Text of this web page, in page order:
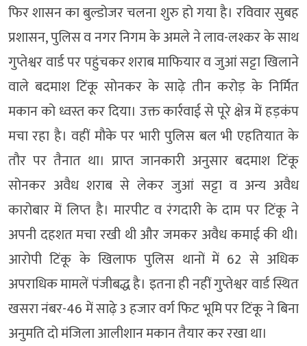
फिर शासन का बुल्डोजर चलना शुरु हो गया है। रविवार सुबह
प्रशासन, पुलिस व नगर निगम के अमले ने लाव-लश्कर के साथ
गुप्तेश्वर वार्ड पर पहुंचकर शराब माफियार व जुआं सट्टा खिलाने
वाले बदमाश टिंकू सोनकर के साढ़े तीन करोड़ के निर्मित
मकान को ध्वस्त कर दिया। उक्त कार्रवाई से पूरे क्षेत्र में हड़कंप
मचा रहा है। वहीं मौके पर भारी पुलिस बल भी एहतियात के
तौर पर तैनात था। प्राप्त जानकारी अनुसार बदमाश टिंकू
सोनकर अवैध शराब से लेकर जुआं सट्टा व अन्य अवैध
कारोबार में लिप्त है। मारपीट व रंगदारी के दाम पर टिंकू ने
अपनी दहशत मचा रखी थी और जमकर अवैध कमाई की थी।
आरोपी टिंकू के खिलाफ पुलिस थानों में 62 से अधिक
अपराधिक मामलें पंजीबद्ध है। इतना ही नहीं गुप्तेश्वर वार्ड स्थित
खसरा नंबर-46 में साढ़े 3 हजार वर्ग फिट भूमि पर टिंकू ने बिना
अनुमति दो मंजिला आलीशान मकान तैयार कर रखा था।